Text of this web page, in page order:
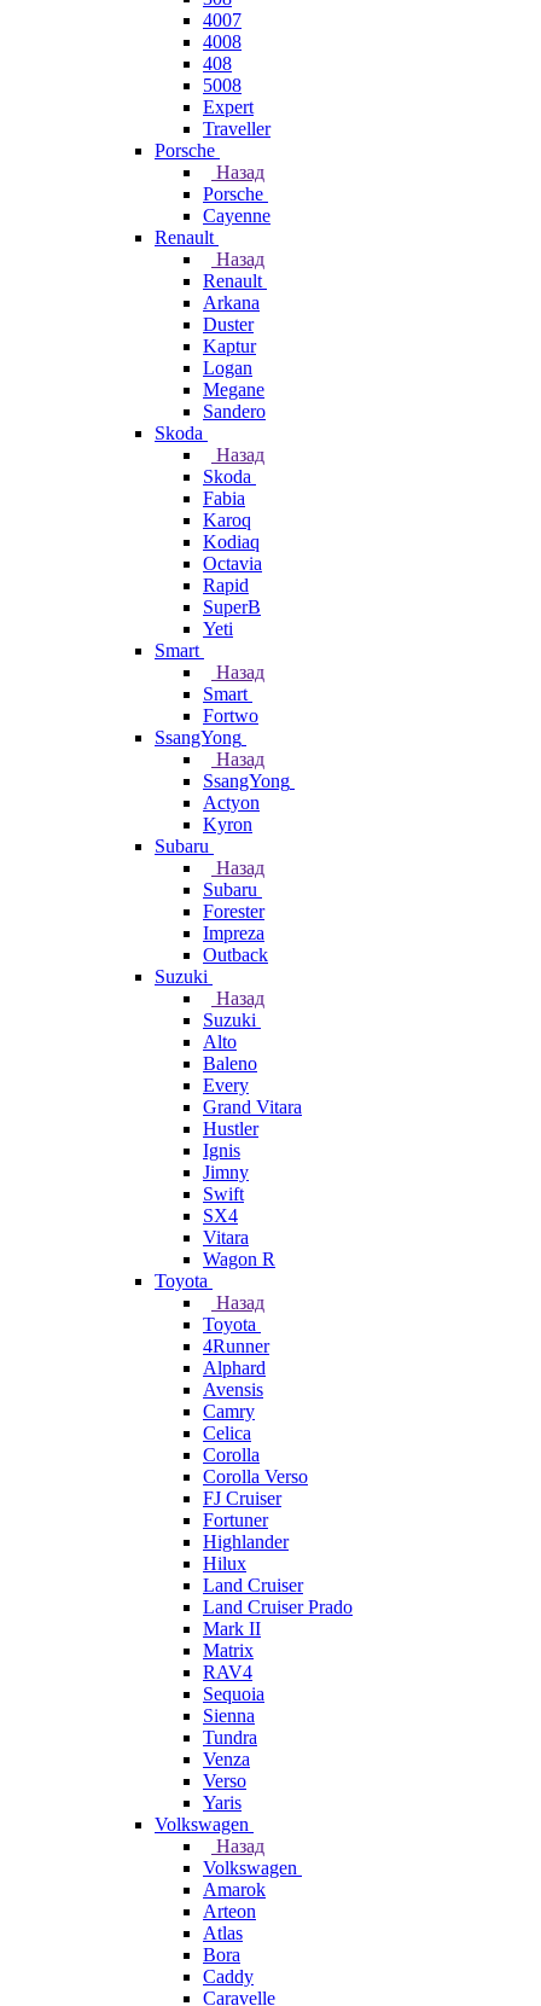
4007
4008
408
5008
Expert
Traveller
Porsche
Назад
Porsche
Cayenne
Renault
Назад
Renault
Arkana
Duster
Kaptur
Logan
Megane
Sandero
Skoda
Назад
Skoda
Fabia
Karoq
Kodiaq
Octavia
Rapid
SuperB
Yeti
Smart
Назад
Smart
Fortwo
SsangYong
Назад
SsangYong
Actyon
Kyron
Subaru
Назад
Subaru
Forester
Impreza
Outback
Suzuki
Назад
Suzuki
Alto
Baleno
Every
Grand Vitara
Hustler
Ignis
Jimny
Swift
SX4
Vitara
Wagon R
Toyota
Назад
Toyota
4Runner
Alphard
Avensis
Camry
Celica
Corolla
Corolla Verso
FJ Cruiser
Fortuner
Highlander
Hilux
Land Cruiser
Land Cruiser Prado
Mark II
Matrix
RAV4
Sequoia
Sienna
Tundra
Venza
Verso
Yaris
Volkswagen
Назад
Volkswagen
Amarok
Arteon
Atlas
Bora
Caddy
Caravelle